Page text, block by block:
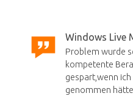
Windows Live
Problem wurde
kompetente
gespart,wenn
genommen